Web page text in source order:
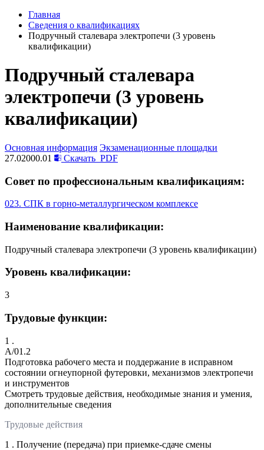
Главная
Сведения о квалификациях
Подручный сталевара электропечи (3 уровень
квалификации)
Подручный сталевара
электропечи (3 уровень
квалификации)
Основная информация Экзаменационные площадки
27.02000.01
Скачать PDF
Совет по профессиональным квалификациям:
023. СПК в горно-металлургическом комплексе
Наименование квалификации:
Подручный сталевара электропечи (3 уровень квалификации)
Уровень квалификации:
3
Трудовые функции:
1 .
A/01.2
Подготовка рабочего места и поддержание в исправном
состоянии огнеупорной футеровки, механизмов электропечи
и инструментов
Смотреть трудовые действия, необходимые знания и умения,
дополнительные сведения
Трудовые действия
1 . Получение (передача) при приемке-сдаче смены